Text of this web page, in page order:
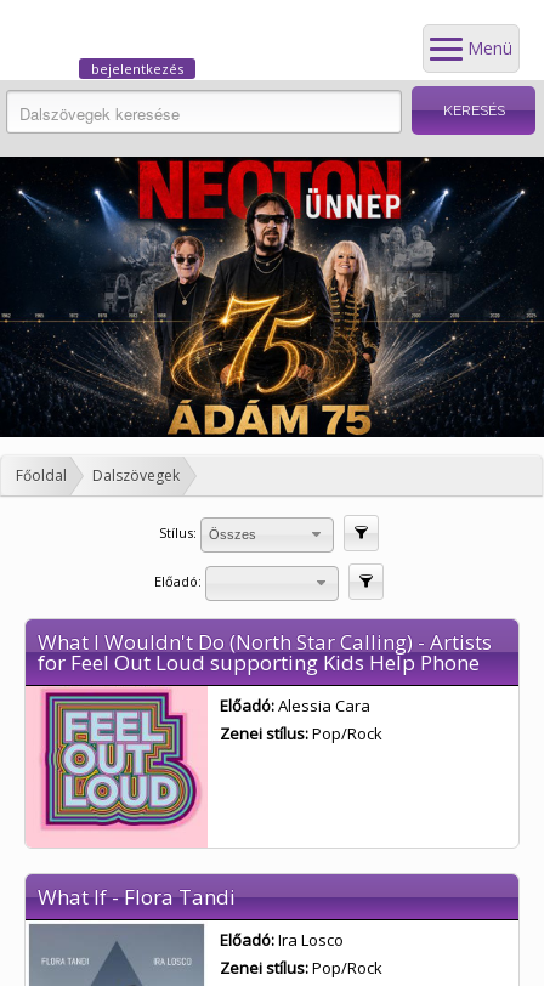
Menü
bejelentkezés
Főoldal Dalszövegek
Stílus: Összes
Előadó:
What I Wouldn't Do (North Star Calling) - Artists
for Feel Out Loud supporting Kids Help Phone
Előadó:Alessia Cara
Zenei stílus:Pop/Rock
What If - Flora Tandi
Előadó:Ira Losco
Zenei stílus:Pop/Rock